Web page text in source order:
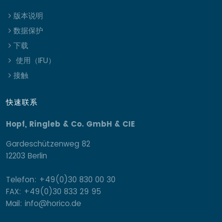
版本说明
数据保护
下载
使用（IFU）
接触
快速联系
Hopf, Ringleb & Co. GmbH & CIE
Gardeschützenweg 82
12203 Berlin
Telefon: +49(0)30 830 00 30
FAX: +49(0)30 833 29 95
Mail: info@horico.de